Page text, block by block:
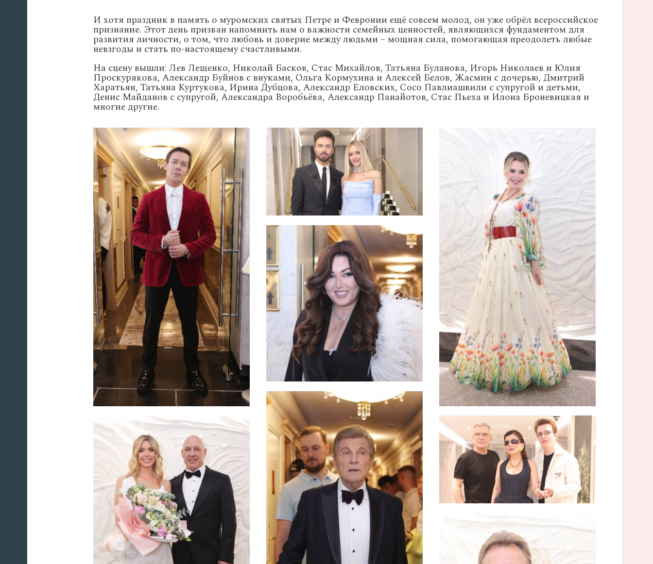
И хотя праздник в память о муромских святых Петре и Февронии ещё совсем молод, он уже обрёл всероссийское
признание. Этот день призван напомнить нам о важности семейных ценностей, являющихся фундаментом для
развития личности, о том, что любовь и доверие между людьми – мощная сила, помогающая преодолеть любые
невзгоды и стать по-настоящему счастливыми.
На сцену вышли: Лев Лещенко, Николай Басков, Стас Михайлов, Татьяна Буланова, Игорь Николаев и Юлия
Проскурякова, Александр Буйнов с внуками, Ольга Кормухина и Алексей Белов, Жасмин с дочерью, Дмитрий
Харатьян, Татьяна Куртукова, Ирина Дубцова, Александр Еловских, Сосо Павлиашвили с супругой и детьми,
Денис Майданов с супругой, Александра Воробьёва, Александр Панайотов, Стас Пьеха и Илона Броневицкая и
многие другие.
'